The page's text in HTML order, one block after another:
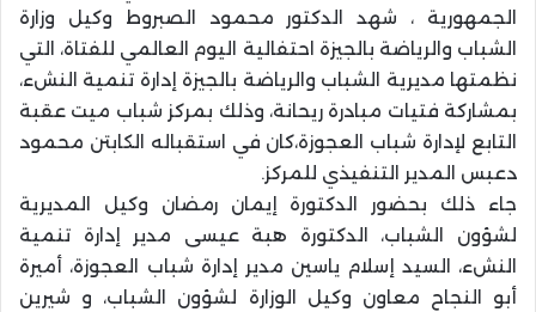
الجمهورية ، شهد الدكتور محمود الصبروط وكيل وزارة
الشباب والرياضة بالجيزة احتفالية اليوم العالمي للفتاة، التي
نظمتها مديرية الشباب والرياضة بالجيزة إدارة تنمية النشء،
بمشاركة فتيات مبادرة ريحانة، وذلك بمركز شباب ميت عقبة
التابع لإدارة شباب العجوزة،كان في استقباله الكابتن محمود
دعبس المدير التنفيذي للمركز.
جاء ذلك بحضور الدكتورة إيمان رمضان وكيل المديرية
لشؤون الشباب، الدكتورة هبة عيسى مدير إدارة تنمية
النشء، السيد إسلام ياسين مدير إدارة شباب العجوزة، أميرة
أبو النجاح معاون وكيل الوزارة لشؤون الشباب، و شيرين